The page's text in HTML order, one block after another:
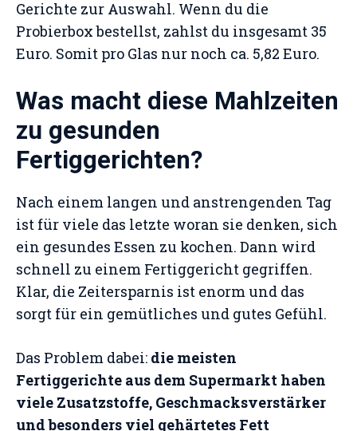
Gerichte zur Auswahl. Wenn du die
Probierbox bestellst, zahlst du insgesamt 35
Euro. Somit pro Glas nur noch ca. 5,82 Euro.
Was macht diese Mahlzeiten
zu gesunden
Fertiggerichten?
Nach einem langen und anstrengenden Tag
ist für viele das letzte woran sie denken, sich
ein gesundes Essen zu kochen. Dann wird
schnell zu einem Fertiggericht gegriffen.
Klar, die Zeitersparnis ist enorm und das
sorgt für ein gemütliches und gutes Gefühl.
Das Problem dabei: die meisten
Fertiggerichte aus dem Supermarkt haben
viele Zusatzstoffe, Geschmacksverstärker
und besonders viel gehärtetes Fett